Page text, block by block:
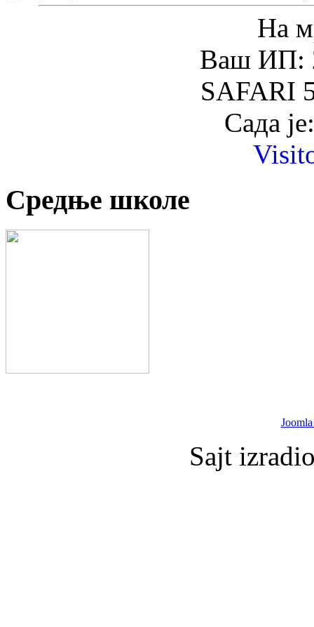
На
Ваш ИП:
SAFARI
Сада
Средње школе
Sajt